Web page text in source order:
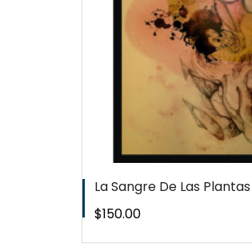
La Sangre De Las Plantas
Precio
$150.00